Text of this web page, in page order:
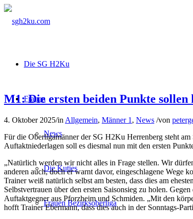
Die SG H2Ku
Frauen
News
Die Kuties
Frauen Bezirksoberliga
M1: Die ersten beiden Punkte sollen
4. Oktober 2025/in Allgemein, Männer 1 , News /von
Für die Oberligamänner der SG H2Ku Herrenberg steht
Auftaktniederlagen soll es diesmal nun mit den ersten
„Natürlich werden wir nicht alles in Frage stellen. Wir
anderen auch, doch er warnt davor, eingeschlagene Wege
Trainer weiß natürlich selbst am besten, dass dies am
Selbstvertrauen über den ersten Saisonsieg zu holen.
Auftaktgegner aus Pforzheim und Schmiden. „Mit den
hofft Trainer Ebermann, dass dies auch in der Sonntags-